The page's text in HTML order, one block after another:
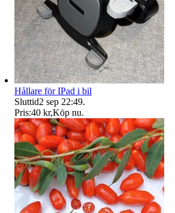
Hållare för IPad i bil
Sluttid2 sep 22:49.
Pris:40 kr,Köp nu.